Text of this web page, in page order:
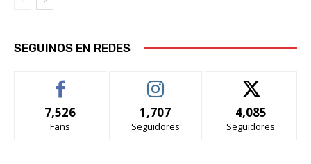
SEGUINOS EN REDES
7,526
Fans
1,707
Seguidores
4,085
Seguidores